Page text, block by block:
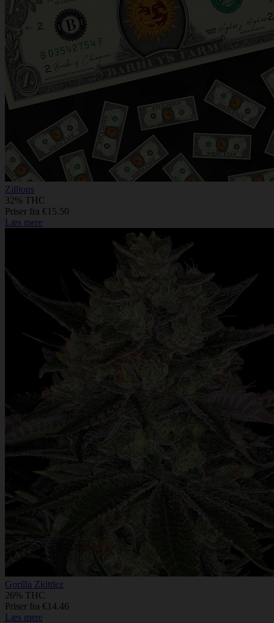
Zillions
32% THC
Priser fra €15.50
Læs mere
Gorilla Zkittlez
26% THC
Priser fra €14.46
Læs mere